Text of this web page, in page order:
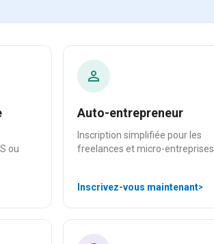
ou
Auto-entrepreneur
Inscription simplifiée pour les
freelances et micro-entreprises.
Inscrivez-vous maintenant>